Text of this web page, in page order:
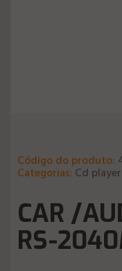
Código do produto:
Categorias: Cd
CAR /
RS-